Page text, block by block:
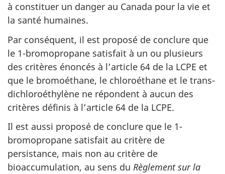
à constituer un danger au Canada pour la vie et
la santé humaines.
Par conséquent, il est proposé de conclure que
le 1-bromopropane satisfait à un ou plusieurs
des critères énoncés à l’article 64 de la LCPE et
que le bromoéthane, le chloroéthane et le trans-
dichloroéthylène ne répondent à aucun des
critères définis à l’article 64 de la LCPE.
Il est aussi proposé de conclure que le 1-
bromopropane satisfait au critère de
persistance, mais non au critère de
bioaccumulation, au sens du Règlement sur la